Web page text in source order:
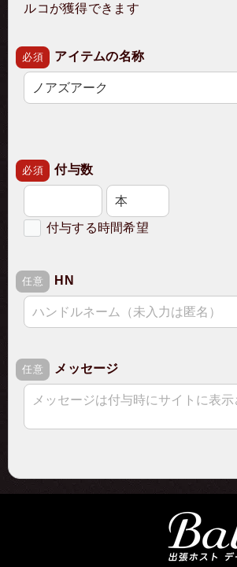
ルコが獲得できます
必須 アイテムの名称
必須 付与数
付与する時間希望
必須 希望の付与時間
任意 HN
任意 メッセージ
ご注文に関するご入